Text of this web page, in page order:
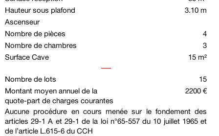
Hauteur sous plafond
3.10 m
Ascenseur
Nombre de pièces
4
Nombre de chambres
3
Surface Cave
15 m²
Nombre de lots
15
Montant moyen annuel de la
quote-part de charges courantes
2200 €
Aucune procédure en cours menée sur le fondement des
articles 29-1 A et 29-1 de la loi n°65-557 du 10 juillet 1965 et
de l’article L.615-6 du CCH